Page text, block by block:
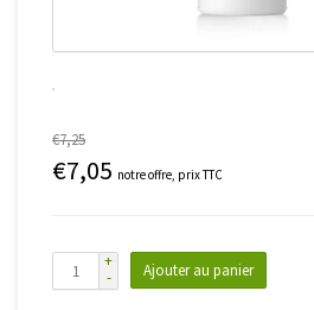
€7,25
€7,05 notre offre, prix TTC
+
-
Ajouter au panier